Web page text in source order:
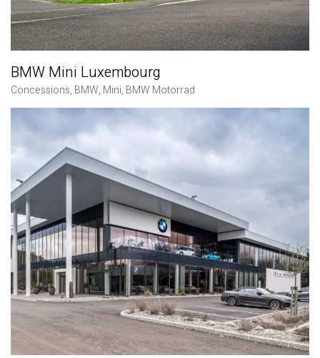
BMW Mini Luxembourg
Concessions, BMW, Mini, BMW Motorrad